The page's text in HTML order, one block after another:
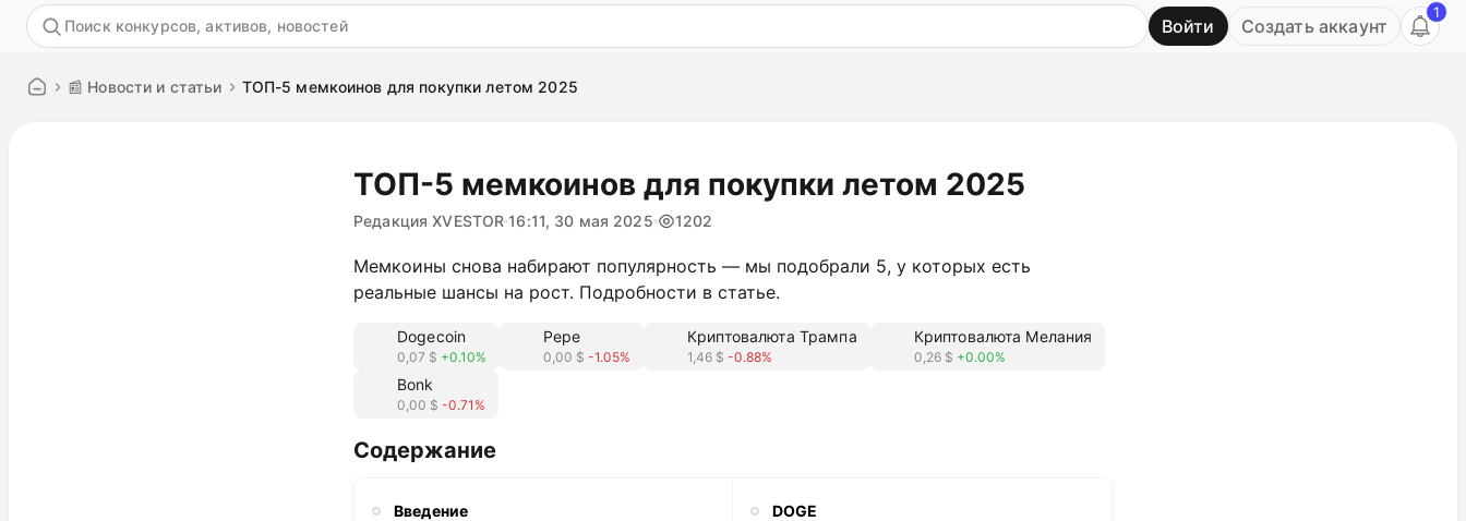
Войти Создать аккаунт
1
📰 Новости и статьи ТОП-5 мемкоинов для покупки летом 2025
ТОП-5 мемкоинов для покупки летом 2025
Редакция XVESTOR 16:11, 30 мая 2025 1202
Мемкоины снова набирают популярность — мы подобрали 5, у которых есть
реальные шансы на рост. Подробности в статье.
Dogecoin
0,07 $ +0.10%
Pepe
0,00 $ -1.05%
Криптовалюта Трампа
1,46 $ -0.88%
Криптовалюта Мелания
0,26 $ +0.00%
Bonk
0,00 $ -0.71%
Содержание
Введение DOGE